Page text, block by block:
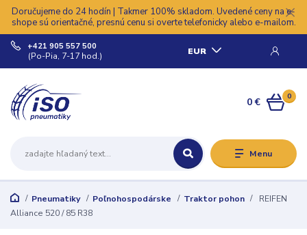
Doručujeme do 24 hodín | Takmer 100% skladom. Uvedené ceny na e-
shope sú orientačné, presnú cenu si overte telefonicky alebo e-mailom.
Menu
EUR
+421 905 557 500
(Po-Pia, 7-17 hod.)
0
0 €
Pneumatiky Poľnohospodárske Traktor pohon
REIFEN
Alliance 520 / 85 R38